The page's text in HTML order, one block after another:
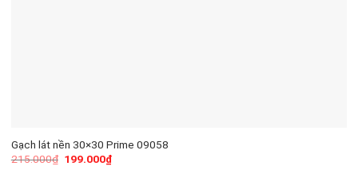
Gạch lát nền 30×30 Prime 09058
215.000₫ 199.000₫